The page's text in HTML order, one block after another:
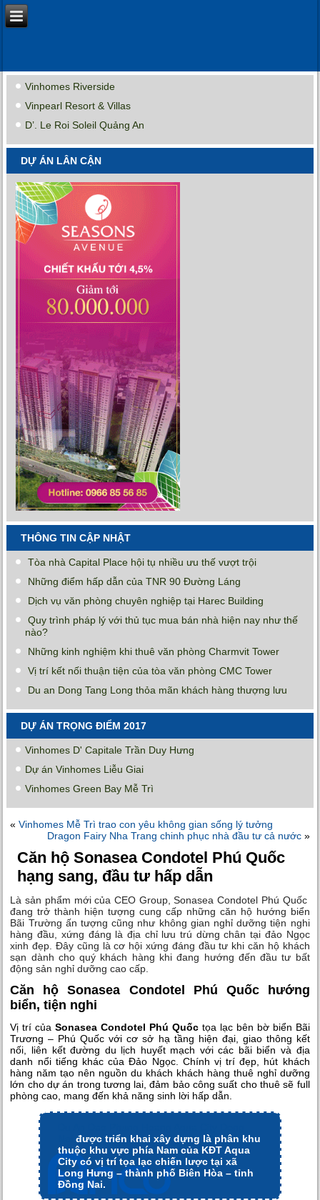
Vinhomes Riverside
Vinpearl Resort & Villas
D’. Le Roi Soleil Quảng An
DỰ ÁN LÂN CẬN
THÔNG TIN CẬP NHẬT
Tòa nhà Capital Place hội tụ nhiều ưu thế vượt trội
Những điểm hấp dẫn của TNR 90 Đường Láng
Dịch vụ văn phòng chuyên nghiệp tại Harec Building
Quy trình pháp lý với thủ tục mua bán nhà hiện nay như thế
nào?
Những kinh nghiệm khi thuê văn phòng Charmvit Tower
Vị trí kết nối thuận tiện của tòa văn phòng CMC Tower
Du an Dong Tang Long thỏa mãn khách hàng thượng lưu
DỰ ÁN TRỌNG ĐIỂM 2017
Vinhomes D' Capitale Trần Duy Hưng
Dự án Vinhomes Liễu Giai
Vinhomes Green Bay Mễ Trì
«Vinhomes Mễ Trì trao con yêu không gian sống lý tưởng
Dragon Fairy Nha Trang chinh phục nhà đầu tư cả nước»
Căn hộ Sonasea Condotel Phú Quốc
hạng sang, đầu tư hấp dẫn
Là sản phẩm mới của CEO Group, Sonasea Condotel Phú Quốc
đang trở thành hiện tượng cung cấp những căn hộ hướng biển
Bãi Trường ấn tượng cũng như không gian nghỉ dưỡng tiện nghi
hàng đầu, xứng đáng là địa chỉ lưu trú dừng chân tại đảo Ngọc
xinh đẹp. Đây cũng là cơ hội xứng đáng đầu tư khi căn hộ khách
sạn dành cho quý khách hàng khi đang hướng đến đầu tư bất
động sản nghỉ dưỡng cao cấp.
Căn hộ Sonasea Condotel Phú Quốc hướng
biển, tiện nghi
Vị trí củaSonasea Condotel Phú Quốc tọa lạc bên bờ biển Bãi
Trương – Phú Quốc với cơ sở hạ tầng hiện đại, giao thông kết
nối, liên kết đường du lịch huyết mạch với các bãi biển và địa
danh nổi tiếng khác của Đảo Ngọc. Chính vị trí đẹp, hút khách
hàng năm tạo nên nguồn du khách khách hàng thuê nghỉ dưỡng
lớn cho dự án trong tương lai, đảm bảo công suất cho thuê sẽ full
phòng cao, mang đến khả năng sinh lời hấp dẫn.
được triển khai xây dựng là phân khu
thuộc khu vực phía Nam của KĐT Aqua
City có vị trí tọa lạc chiến lược tại xã
Long Hưng – thành phố Biên Hòa – tỉnh
Đồng Nai.